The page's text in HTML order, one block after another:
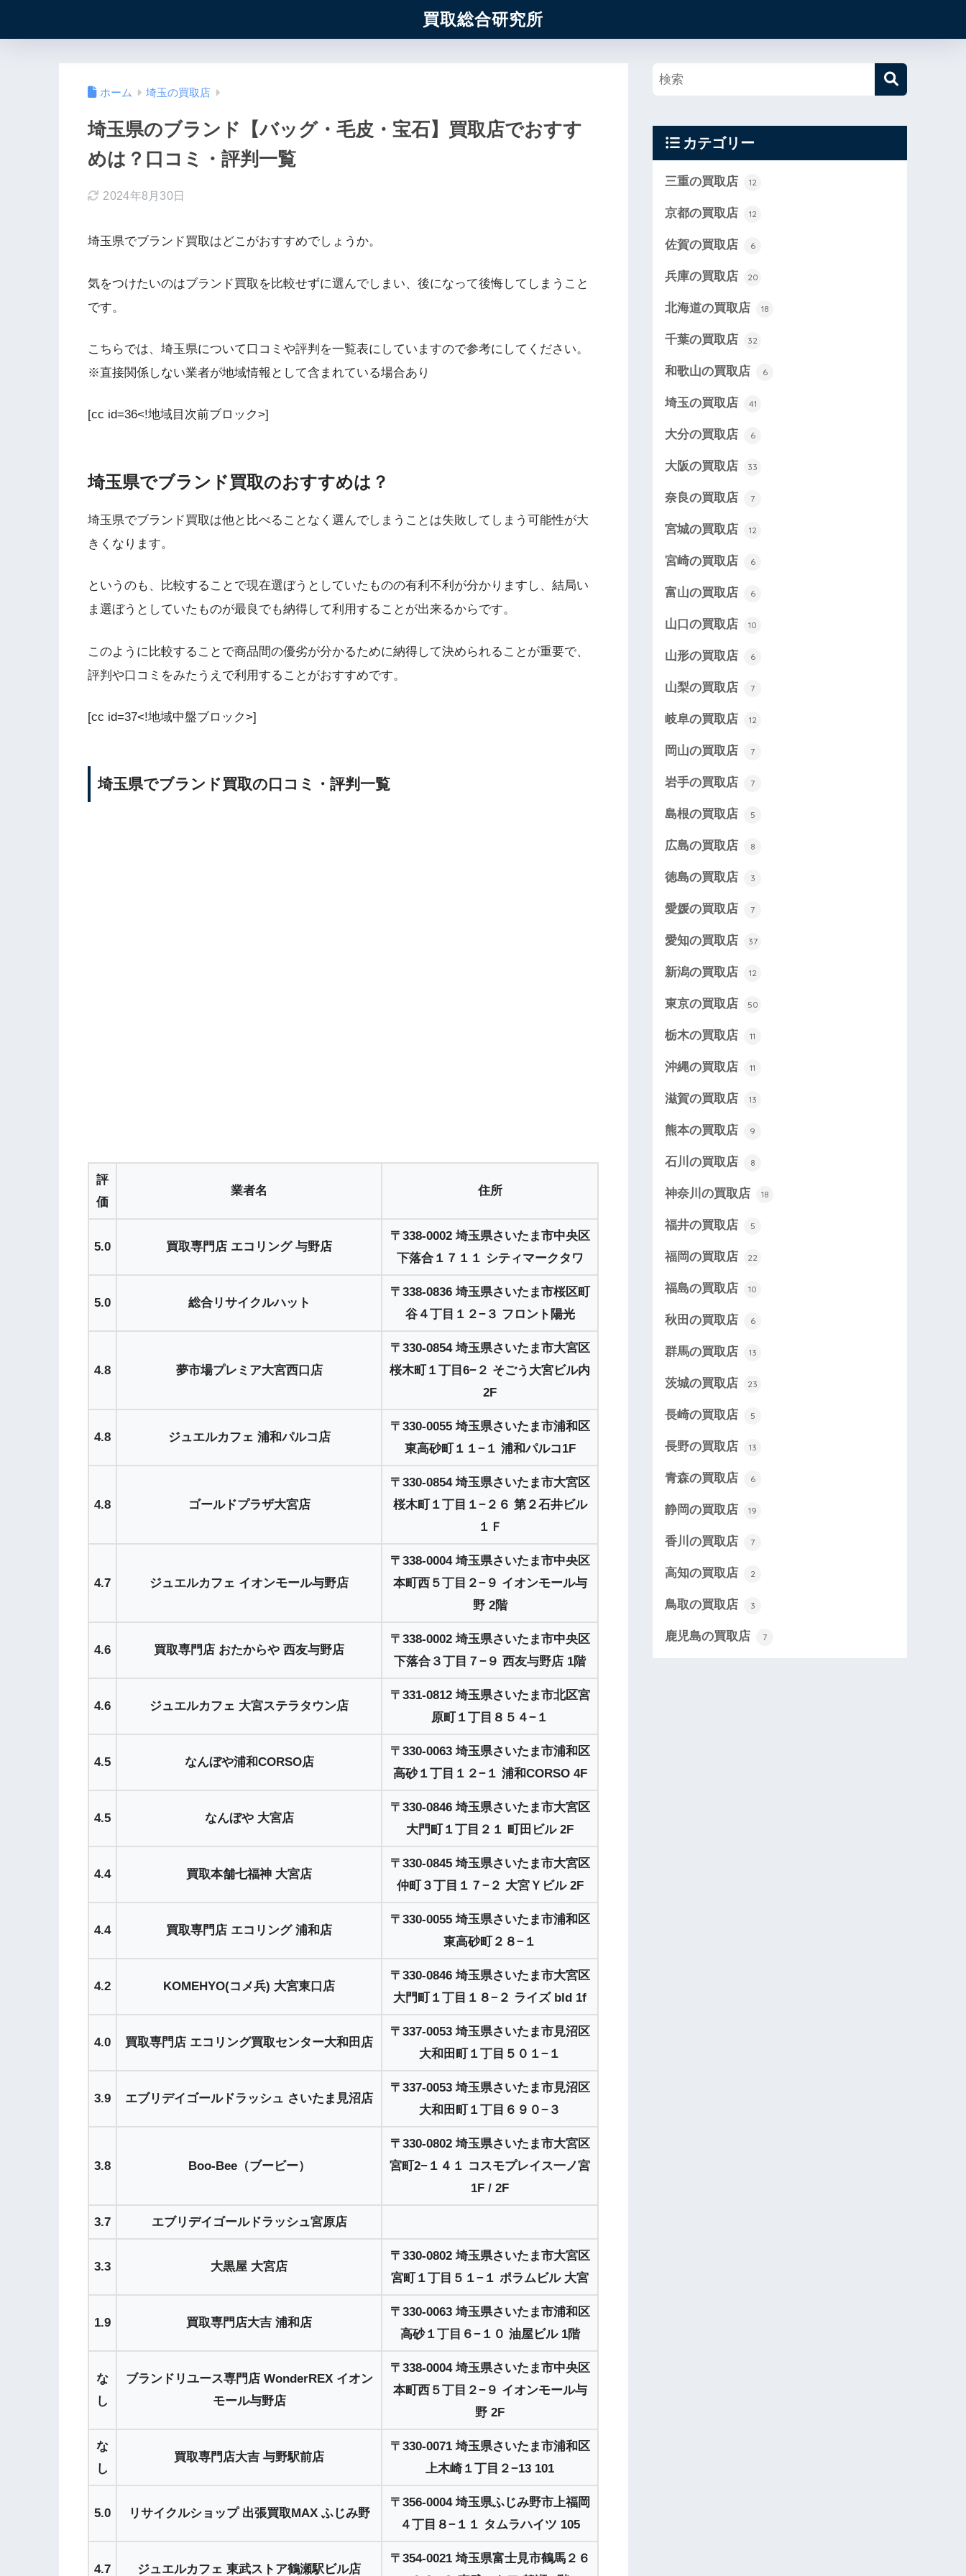
買取総合研究所
ホーム 埼玉の買取店
埼玉県のブランド【バッグ・毛皮・宝石】買取店でおすす
めは？口コミ・評判一覧
2024年8月30日
埼玉県でブランド買取はどこがおすすめでしょうか。
気をつけたいのはブランド買取を比較せずに選んでしまい、後になって後悔してしまうこと
です。
こちらでは、埼玉県について口コミや評判を一覧表にしていますので参考にしてください。
※直接関係しない業者が地域情報として含まれている場合あり
[cc id=36<!地域目次前ブロック>]
埼玉県でブランド買取のおすすめは？
埼玉県でブランド買取は他と比べることなく選んでしまうことは失敗してしまう可能性が大
きくなります。
というのも、比較することで現在選ぼうとしていたものの有利不利が分かりますし、結局い
ま選ぼうとしていたものが最良でも納得して利用することが出来るからです。
このように比較することで商品間の優劣が分かるために納得して決められることが重要で、
評判や口コミをみたうえで利用することがおすすめです。
[cc id=37<!地域中盤ブロック>]
埼玉県でブランド買取の口コミ・評判一覧
評
価
業者名 住所
5.0 買取専門店 エコリング 与野店
〒338-0002 埼玉県さいたま市中央区
下落合１７１１ シティマークタワ
5.0 総合リサイクルハット
〒338-0836 埼玉県さいたま市桜区町
谷４丁目１２−３ フロント陽光
4.8 夢市場プレミア大宮西口店
〒330-0854 埼玉県さいたま市大宮区
桜木町１丁目6−２ そごう大宮ビル内
2F
4.8 ジュエルカフェ 浦和パルコ店
〒330-0055 埼玉県さいたま市浦和区
東高砂町１１−１ 浦和パルコ1F
4.8 ゴールドプラザ大宮店
〒330-0854 埼玉県さいたま市大宮区
桜木町１丁目１−２６ 第２石井ビル
１Ｆ
4.7 ジュエルカフェ イオンモール与野店
〒338-0004 埼玉県さいたま市中央区
本町西５丁目２−９ イオンモール与
野 2階
4.6 買取専門店 おたからや 西友与野店
〒338-0002 埼玉県さいたま市中央区
下落合３丁目７−９ 西友与野店 1階
4.6 ジュエルカフェ 大宮ステラタウン店
〒331-0812 埼玉県さいたま市北区宮
原町１丁目８５４−１
4.5 なんぼや浦和CORSO店
〒330-0063 埼玉県さいたま市浦和区
高砂１丁目１２−１ 浦和CORSO 4F
4.5 なんぼや 大宮店
〒330-0846 埼玉県さいたま市大宮区
大門町１丁目２１ 町田ビル 2F
4.4 買取本舗七福神 大宮店
〒330-0845 埼玉県さいたま市大宮区
仲町３丁目１７−２ 大宮Ｙビル 2F
4.4 買取専門店 エコリング 浦和店
〒330-0055 埼玉県さいたま市浦和区
東高砂町２８−１
4.2 KOMEHYO(コメ兵) 大宮東口店
〒330-0846 埼玉県さいたま市大宮区
大門町１丁目１８−２ ライズ bld 1f
4.0 買取専門店 エコリング買取センター大和田店
〒337-0053 埼玉県さいたま市見沼区
大和田町１丁目５０１−１
3.9 エブリデイゴールドラッシュ さいたま見沼店
〒337-0053 埼玉県さいたま市見沼区
大和田町１丁目６９０−３
3.8 Boo-Bee（ブービー）
〒330-0802 埼玉県さいたま市大宮区
宮町2−１４１ コスモプレイス一ノ宮
1F / 2F
3.7 エブリデイゴールドラッシュ宮原店
3.3 大黒屋 大宮店
〒330-0802 埼玉県さいたま市大宮区
宮町１丁目５１−１ ポラムビル 大宮
1.9 買取専門店大吉 浦和店
〒330-0063 埼玉県さいたま市浦和区
高砂１丁目６−１０ 油屋ビル 1階
な
し
ブランドリユース専門店 WonderREX イオン
モール与野店
〒338-0004 埼玉県さいたま市中央区
本町西５丁目２−９ イオンモール与
野 2F
な
し
買取専門店大吉 与野駅前店
〒330-0071 埼玉県さいたま市浦和区
上木崎１丁目２−13 101
5.0 リサイクルショップ 出張買取MAX ふじみ野
〒356-0004 埼玉県ふじみ野市上福岡
４丁目８−１１ タムラハイツ 105
4.7 ジュエルカフェ 東武ストア鶴瀬駅ビル店
〒354-0021 埼玉県富士見市鶴馬２６
カテゴリー
三重の買取店 12
京都の買取店 12
佐賀の買取店 6
兵庫の買取店 20
北海道の買取店 18
千葉の買取店 32
和歌山の買取店 6
埼玉の買取店 41
大分の買取店 6
大阪の買取店 33
奈良の買取店 7
宮城の買取店 12
宮崎の買取店 6
富山の買取店 6
山口の買取店 10
山形の買取店 6
山梨の買取店 7
岐阜の買取店 12
岡山の買取店 7
岩手の買取店 7
島根の買取店 5
広島の買取店 8
徳島の買取店 3
愛媛の買取店 7
愛知の買取店 37
新潟の買取店 12
東京の買取店 50
栃木の買取店 11
沖縄の買取店 11
滋賀の買取店 13
熊本の買取店 9
石川の買取店 8
神奈川の買取店 18
福井の買取店 5
福岡の買取店 22
福島の買取店 10
秋田の買取店 6
群馬の買取店 13
茨城の買取店 23
長崎の買取店 5
長野の買取店 13
青森の買取店 6
静岡の買取店 19
香川の買取店 7
高知の買取店 2
鳥取の買取店 3
鹿児島の買取店 7